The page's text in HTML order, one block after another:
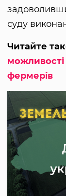
суду
Читайте
можливості
фермерів